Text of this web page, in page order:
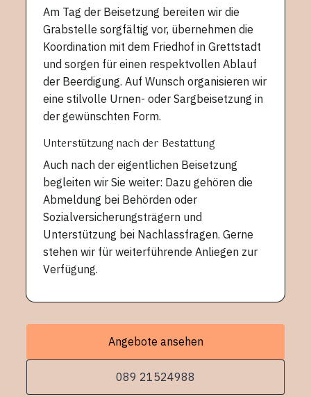
Am Tag der Beisetzung bereiten wir die
Grabstelle sorgfältig vor, übernehmen die
Koordination mit dem Friedhof in Grettstadt
und sorgen für einen respektvollen Ablauf
der Beerdigung. Auf Wunsch organisieren wir
eine stilvolle Urnen- oder Sargbeisetzung in
der gewünschten Form.
Unterstützung nach der Bestattung
Auch nach der eigentlichen Beisetzung
begleiten wir Sie weiter: Dazu gehören die
Abmeldung bei Behörden oder
Sozialversicherungsträgern und
Unterstützung bei Nachlassfragen. Gerne
stehen wir für weiterführende Anliegen zur
Verfügung.
Angebote ansehen
089 21524988